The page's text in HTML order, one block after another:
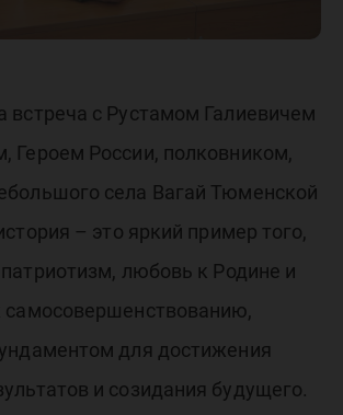
с Рустамом Галиевичем
Героем России, полковником,
села Вагай Тюменской
– это яркий пример того,
любовь к Родине и
самосовершенствованию,
для достижения
и созидания будущего.